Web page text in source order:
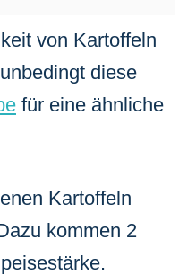
von Kartoffeln
diese
für eine ähnliche
Kartoffeln
kommen 2